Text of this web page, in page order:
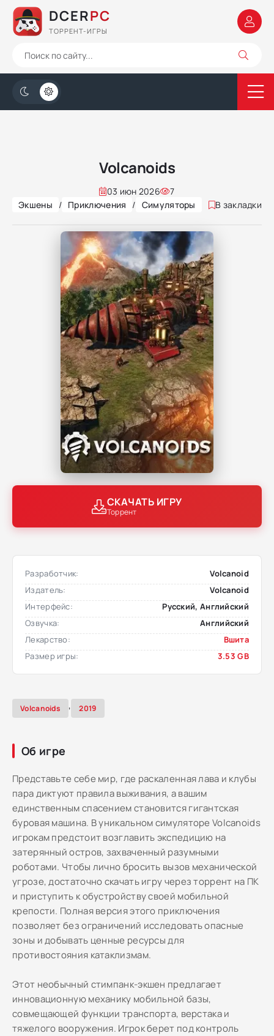
DCERPC
ТОРРЕНТ-ИГРЫ
Volcanoids
03 июн 2026
7
Экшены
/ Приключения / Симуляторы В закладки
СКАЧАТЬ ИГРУ
Торрент
Разработчик:
Volcanoid
Издатель:
Volcanoid
Интерфейс:
Русский, Английский
Озвучка:
Английский
Лекарство:
Вшита
Размер игры:
3.53 GB
Volcanoids , 2019
Об игре
Представьте себе мир, где раскаленная лава и клубы
пара диктуют правила выживания, а вашим
единственным спасением становится гигантская
буровая машина. В уникальном симуляторе Volcanoids
игрокам предстоит возглавить экспедицию на
затерянный остров, захваченный разумными
роботами. Чтобы лично бросить вызов механической
угрозе, достаточно скачать игру через торрент на ПК
и приступить к обустройству своей мобильной
крепости. Полная версия этого приключения
позволяет без ограничений исследовать опасные
зоны и добывать ценные ресурсы для
противостояния катаклизмам.
Этот необычный стимпанк-экшен предлагает
инновационную механику мобильной базы,
совмещающей функции транспорта, верстака и
тяжелого вооружения. Игрок берет под контроль